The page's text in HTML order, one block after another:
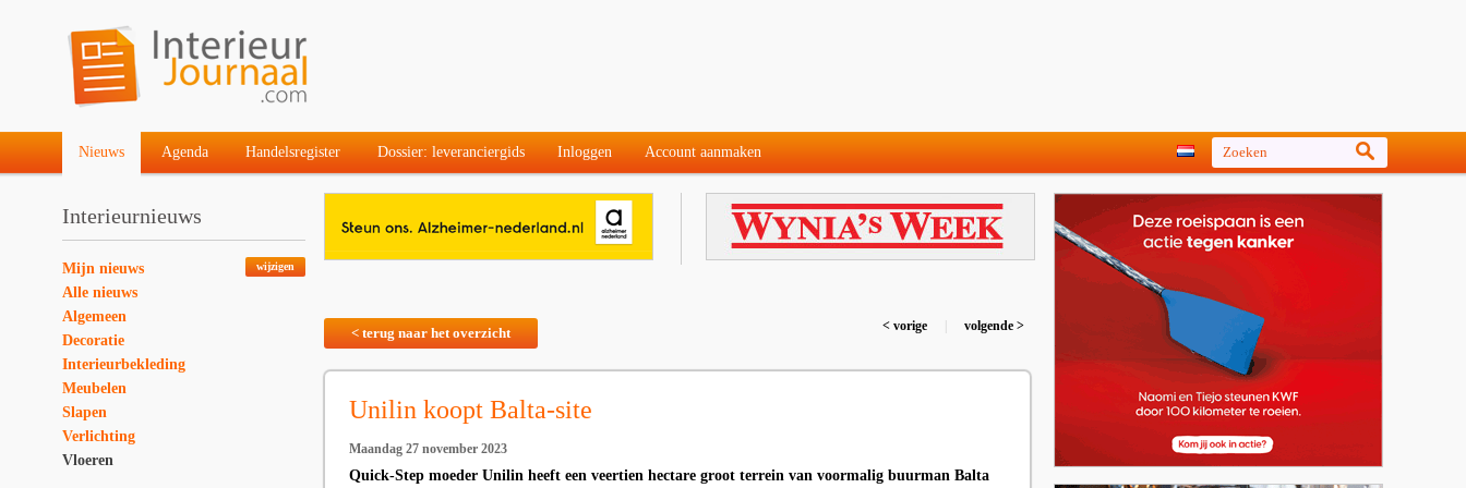
Nieuws Agenda Handelsregister Dossier: leveranciergids Inloggen Account aanmaken
Interieurnieuws
wijzigen
Mijn nieuws
Alle nieuws
Algemeen
Decoratie
Interieurbekleding
Meubelen
Slapen
Verlichting
Vloeren
< terug naar het overzicht < vorige volgende >
Unilin koopt Balta-site
Maandag 27 november 2023
Quick-Step moeder Unilin heeft een veertien hectare groot terrein van voormalig buurman Balta